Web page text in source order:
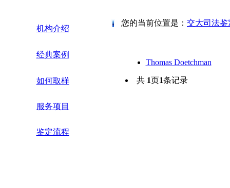
机构介绍
经典案例
如何取样
服务项目
鉴定流程
您的当前位置是： 交大司法鉴
Thomas Doetchman
共 1页1条记录